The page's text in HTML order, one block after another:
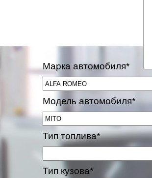
Марка автомобиля*
Модель автомобиля*
Тип топлива*
Тип кузова*